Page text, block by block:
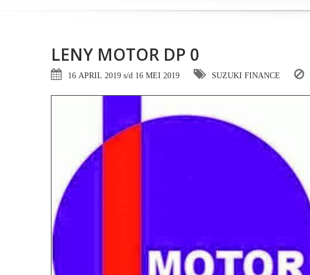
LENY MOTOR DP 0
16 APRIL 2019 s/d 16 MEI 2019 SUZUKI FINANCE